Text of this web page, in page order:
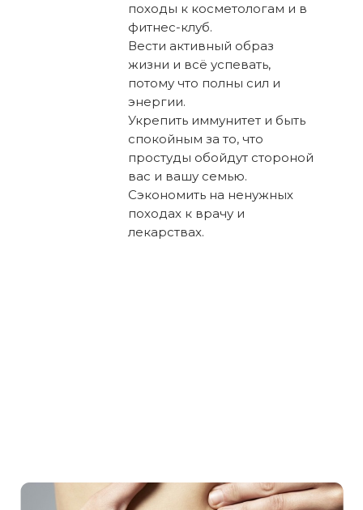
походы к косметологам и в
фитнес-клуб.
Вести активный образ
жизни и всё успевать,
потому что полны сил и
энергии.
Укрепить иммунитет и быть
спокойным за то, что
простуды обойдут стороной
вас и вашу семью.
Сэкономить на ненужных
походах к врачу и
лекарствах.